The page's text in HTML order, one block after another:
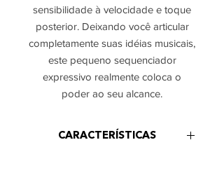
sensibilidade à velocidade e toque
posterior. Deixando você articular
completamente suas idéias musicais,
este pequeno sequenciador
expressivo realmente coloca o
poder ao seu alcance.
CARACTERÍSTICAS